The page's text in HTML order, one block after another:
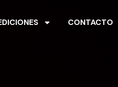
CONTACTO